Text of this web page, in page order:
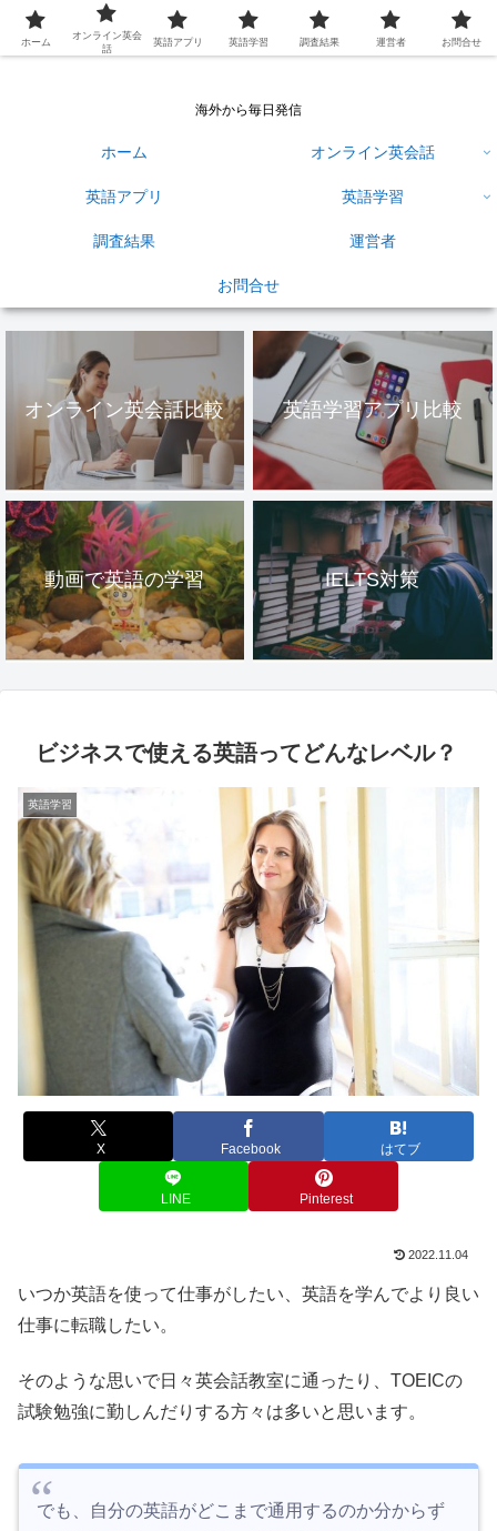
英語学習ひろば
海外から毎日発信
ホーム オンライン英会話
英語アプリ 英語学習
調査結果 運営者
お問合せ
オンライン英会話比較 英語学習アプリ比較
動画で英語の学習 IELTS対策
ビジネスで使える英語ってどんなレベル？
英語学習
X Facebook はてブ
LINE Pinterest
2022.11.04
いつか英語を使って仕事がしたい、英語を学んでより良い
仕事に転職したい。
そのような思いで日々英会話教室に通ったり、TOEICの
試験勉強に勤しんだりする方々は多いと思います。
でも、自分の英語がどこまで通用するのか分からず
ホーム
オンライン英会
話
英語アプリ 英語学習 調査結果 運営者 お問合せ